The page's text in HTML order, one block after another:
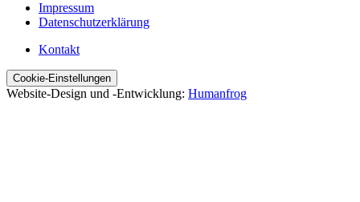
Impressum
Datenschutzerklärung
Kontakt
Cookie-Einstellungen
Website-Design und -Entwicklung: Humanfrog